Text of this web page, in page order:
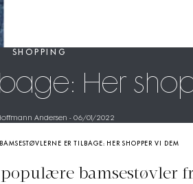
SHOPPING
Her
Andersen - 06/01/2022
BAMSESTØVLERNE ER TILBAGE: HER SHOPPER VI DEM
bamsestøvler